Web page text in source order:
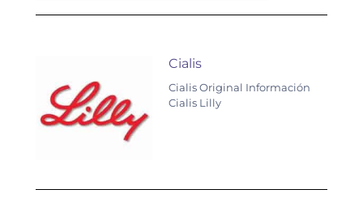
Cialis
Cialis Original Información
Cialis Lilly